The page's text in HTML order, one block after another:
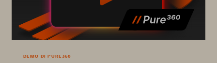
DEMO DI PURE360